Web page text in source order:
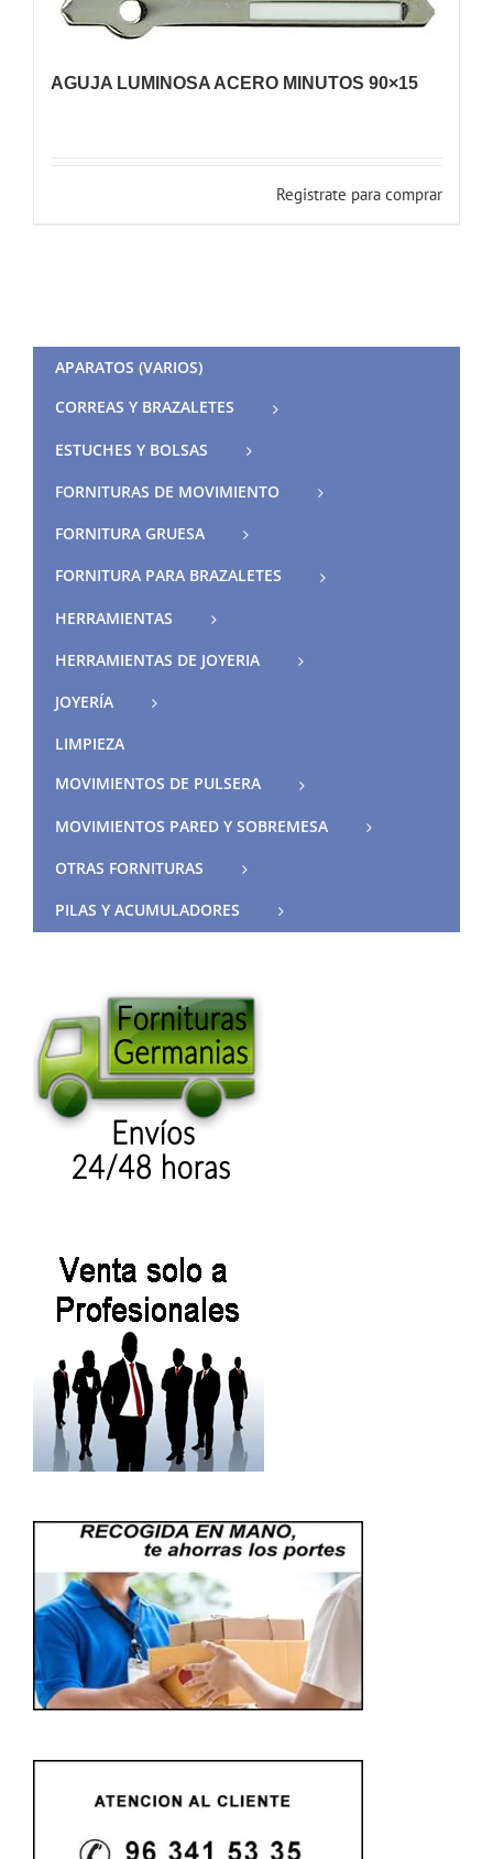
AGUJA LUMINOSA ACERO MINUTOS 90×15
Registrate para comprar
APARATOS (VARIOS)
CORREAS Y BRAZALETES
ESTUCHES Y BOLSAS
FORNITURAS DE MOVIMIENTO
FORNITURA GRUESA
FORNITURA PARA BRAZALETES
HERRAMIENTAS
HERRAMIENTAS DE JOYERIA
JOYERÍA
LIMPIEZA
MOVIMIENTOS DE PULSERA
MOVIMIENTOS PARED Y SOBREMESA
OTRAS FORNITURAS
PILAS Y ACUMULADORES